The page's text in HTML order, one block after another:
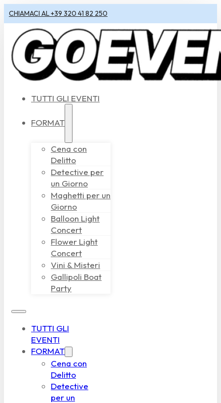
CHIAMACI AL +39 320 41 82 250
TUTTI GLI EVENTI
FORMAT
Cena con
Delitto
Detective per
un Giorno
Maghetti per un
Giorno
Balloon Light
Concert
Flower Light
Concert
Vini & Misteri
Gallipoli Boat
Party
TUTTI GLI
EVENTI
FORMAT
Cena con
Delitto
Detective
per un